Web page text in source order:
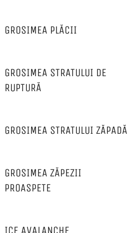
GROSIMEA PLĂCII
GROSIMEA STRATULUI DE
RUPTURĂ
GROSIMEA STRATULUI ZĂPADĂ
GROSIMEA ZĂPEZII
PROASPETE